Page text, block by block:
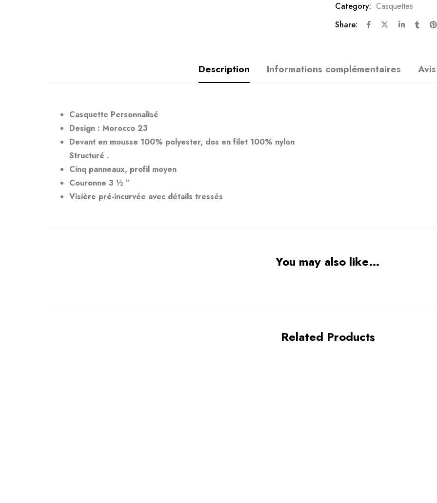
Category: Casquettes
Share:
Description Informations complémentaires
Casquette Personnalisé
Design : Morocco 23
Devant en mousse 100% polyester, dos en filet 100% nylon
Structuré .
Cinq panneaux, profil moyen
Couronne 3 ½ ”
Visière pré-incurvée avec détails tressés
You may also like…
Related Products